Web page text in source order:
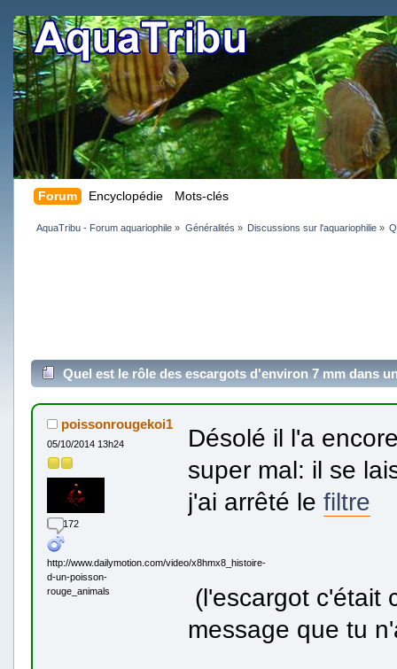
Forum Encyclopédie Mots-clés
AquaTribu - Forum aquariophile » Généralités » Discussions sur l'aquariophilie»
Quel est le rôle des escargots d'environ 7 mm dans
poissonrougekoi1
05/10/2014 13h24
172
http://www.dailymotion.com/video/x8hmx8_histoire-
d-un-poisson-
rouge_animals
Désolé il l'a
super mal: il se
j'ai arrêté le filtre
(l'escargot c'était
message que tu